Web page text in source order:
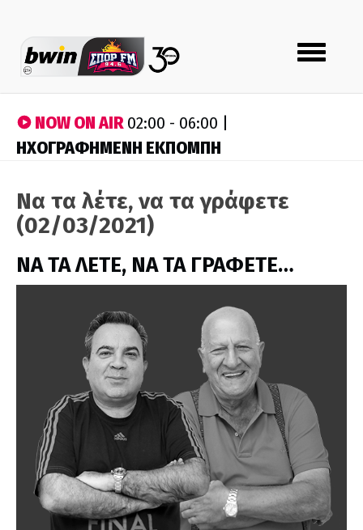
Toggle
navigation
NOW ON AIR02:00 - 06:00 |
ΗΧΟΓΡΑΦΗΜΕΝΗ ΕΚΠΟΜΠΗ
Να τα λέτε, να τα γράφετε
(02/03/2021)
ΝΑ ΤΑ ΛΕΤΕ, ΝΑ ΤΑ ΓΡΑΦΕΤΕ…